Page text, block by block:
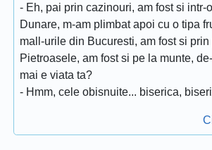
- Eh, pai prin cazinouri, am fost si intr-
Dunare, m-am plimbat apoi cu o tipa
mall-urile din Bucuresti, am fost si
Pietroasele, am fost si pe la munte,
mai e viata ta?
- Hmm, cele obisnuite... biserica,